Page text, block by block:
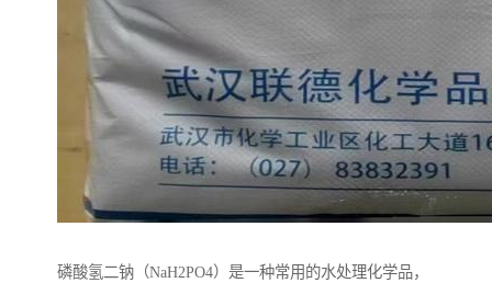
磷酸氢二钠（NaH2PO4）是一种常用的水处理化学品，